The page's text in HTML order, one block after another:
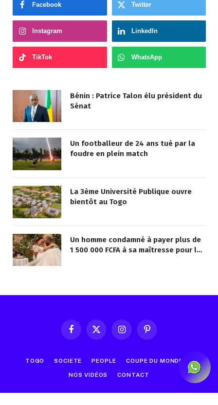
Facebook Twitter
Instagram LinkedIn
TikTok WhatsApp
Bénin : Patrice Talon élu président du
Sénat
Un footballeur de 24 ans tué par la
foudre en plein match
La 3ème Université Publique ouvre
bientôt au Togo
Un homme condamné à payer plus de
1 500 000 FCFA à sa maîtresse pour lui
FacebookX
InstagramPinterest
TOGO SOCIETE PEOPLE COUPE DU MONDE
NOS VIDÉOS CONTACT